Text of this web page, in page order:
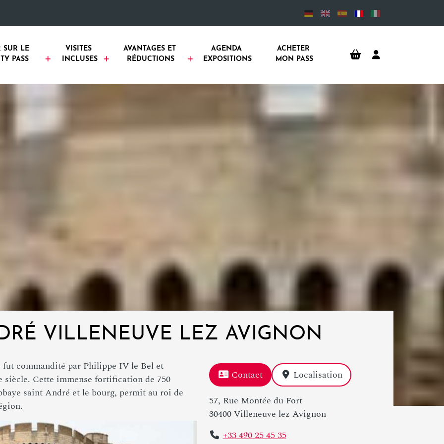
SUR LE
PASS
VISITES
INCLUSES
AVANTAGES ET
RÉDUCTIONS
AGENDA
EXPOSITIONS
ACHETER
MON PASS
VILLENEUVE LEZ AVIGNON
commandité par Philippe IV le Bel et
Cette immense fortification de 750
saint André et le bourg, permit au roi de
Contact
Localisation
57, Rue Montée du Fort
30400 Villeneuve lez Avignon
+33 490 25 45 35